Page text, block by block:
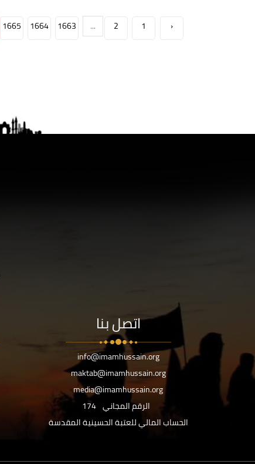
‹
1
2
...
1663
1664
1665
اتصل بنا
info@imamhussain.org
maktab@imamhussain.org
media@imamhussain.org
الرقم المجاني 174
الحساب المالي للعتبة الحسينية المقدسة